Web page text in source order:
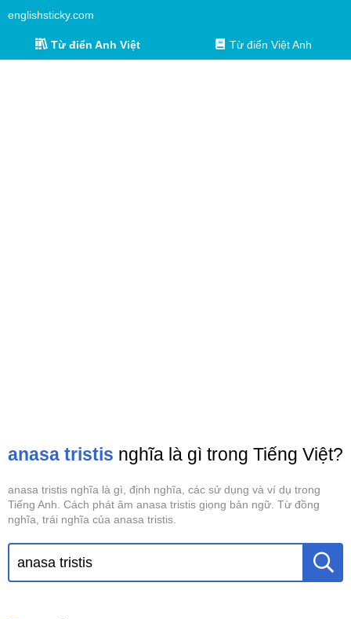
englishsticky.com
Từ điển Anh Việt Từ điển Việt Anh
anasa tristis nghĩa là gì trong Tiếng Việt?
anasa tristis nghĩa là gì, định nghĩa, các sử dụng và ví dụ trong
Tiếng Anh. Cách phát âm anasa tristis giọng bản ngữ. Từ đồng
nghĩa, trái nghĩa của anasa tristis.